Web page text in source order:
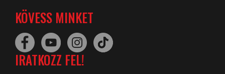
KÖVESS MINKET
IRATKOZZ FEL!